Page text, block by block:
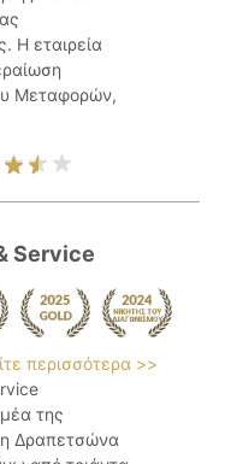
Η εταιρεία
Μεταφορών,
Service
περισσότερα >>
της
Δραπετσώνα